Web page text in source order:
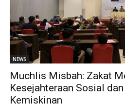
NEWS
Muchlis Misbah: Zakat
Kesejahteraan Sosial
Kemiskinan